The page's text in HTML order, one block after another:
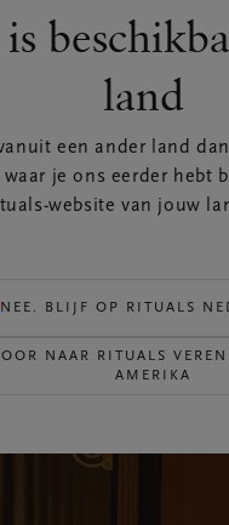
land
vanuit een ander land
je ons eerder hebt
website van jouw
NEE.
RITUALS VERENIGDE STATEN VAN
AMERIKA